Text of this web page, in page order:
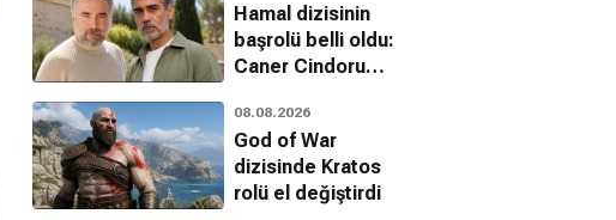
Rebecca
Gizem, Romantik, Gerilim
Derin Uyku
Gizem, Suç, Gerilim
Hamal dizisinin
başrolü belli oldu:
Caner Cindoruk
08.08.2026
God of War
dizisinde Kratos
rolü el değiştirdi